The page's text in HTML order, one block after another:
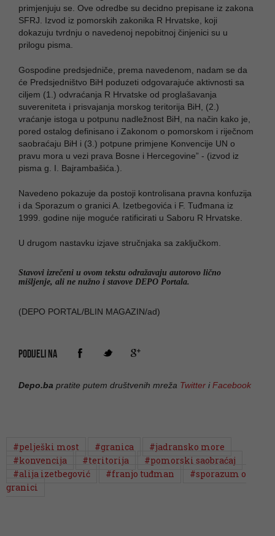
primjenjuju se. Ove odredbe su decidno prepisane iz zakona
SFRJ. Izvod iz pomorskih zakonika R Hrvatske, koji
dokazuju tvrdnju o navedenoj nepobitnoj činjenici su u
prilogu pisma.
Gospodine predsjedniče, prema navedenom, nadam se da
će Predsjedništvo BiH poduzeti odgovarajuće aktivnosti sa
ciljem (1.) odvraćanja R Hrvatske od proglašavanja
suvereniteta i prisvajanja morskog teritorija BiH, (2.)
vraćanje istoga u potpunu nadležnost BiH, na način kako je,
pored ostalog definisano i Zakonom o pomorskom i riječnom
saobraćaju BiH i (3.) potpune primjene Konvencije UN o
pravu mora u vezi prava Bosne i Hercegovine” - (izvod iz
pisma g. I. Bajrambašića.).
Navedeno pokazuje da postoji kontrolisana pravna konfuzija
i da Sporazum o granici A. Izetbegovića i F. Tuđmana iz
1999. godine nije moguće ratificirati u Saboru R Hrvatske.
U drugom nastavku izjave stručnjaka sa zaključkom.
Stavovi izrečeni u ovom tekstu odražavaju autorovo lično
mišljenje, ali ne nužno i stavove DEPO Portala.
(DEPO PORTAL/BLIN MAGAZIN/ad)
PODIJELI NA
Depo.ba pratite putem društvenih mreža Twitter iFacebook
#pelješki most #granica
#jadransko more
#konvencija
#teritorija
#pomorski saobraćaj
#alija izetbegović
#franjo tuđman
#sporazum o
granici